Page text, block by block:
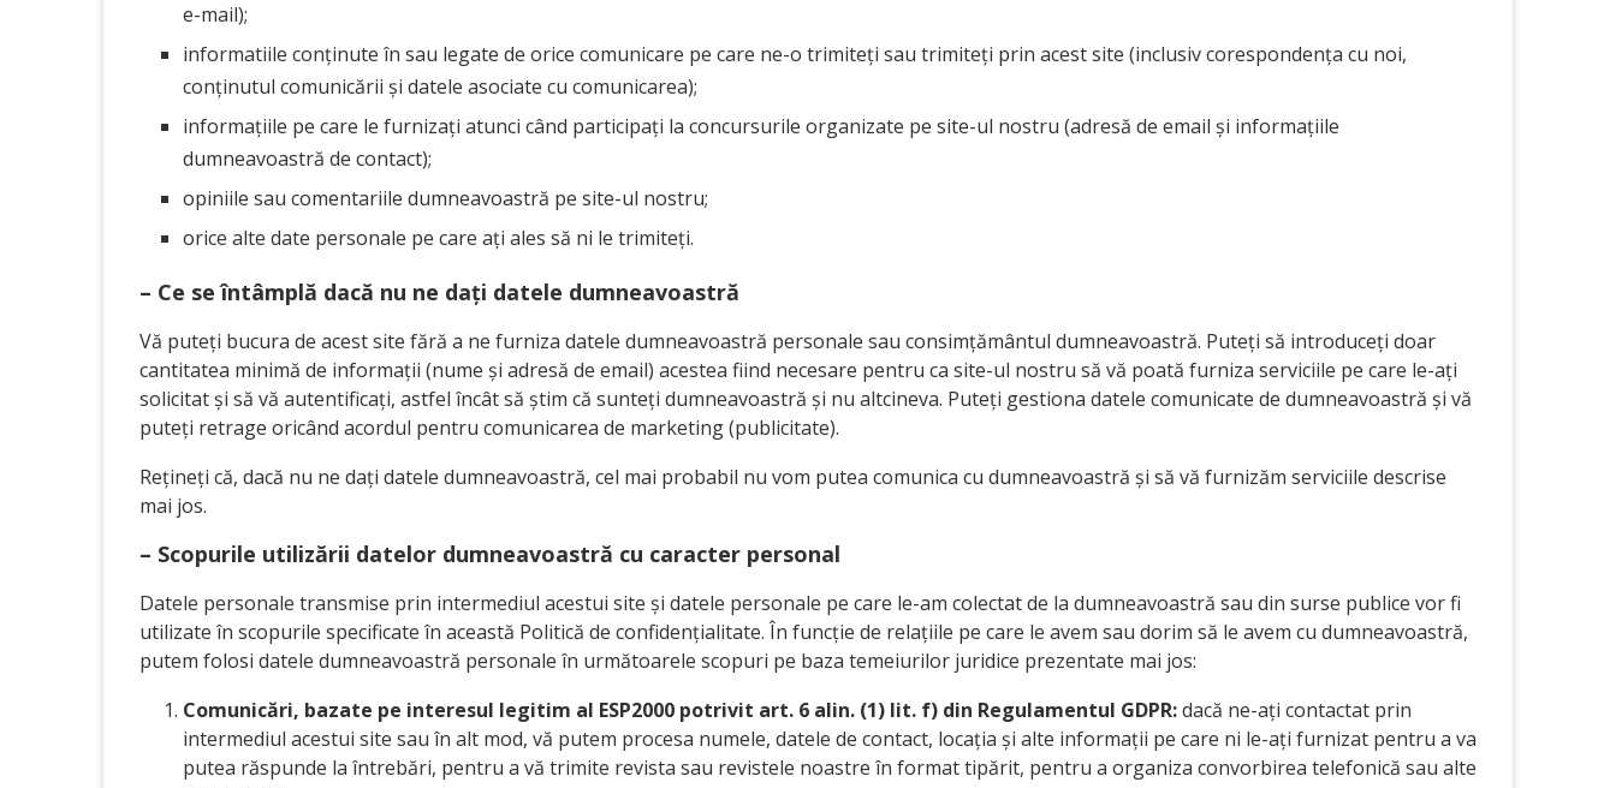
e-mail);
informatiile conținute în sau legate de orice comunicare pe care ne-o trimiteți sau trimiteți prin acest site (inclusiv corespondența cu noi,
conținutul comunicării și datele asociate cu comunicarea);
informațiile pe care le furnizați atunci când participați la concursurile organizate pe site-ul nostru (adresă de email și informațiile
dumneavoastră de contact);
opiniile sau comentariile dumneavoastră pe site-ul nostru;
orice alte date personale pe care ați ales să ni le trimiteți.
– Ce se întâmplă dacă nu ne dați datele dumneavoastră
Vă puteți bucura de acest site fără a ne furniza datele dumneavoastră personale sau consimțământul dumneavoastră. Puteți să introduceți doar
cantitatea minimă de informații (nume și adresă de email) acestea fiind necesare pentru ca site-ul nostru să vă poată furniza serviciile pe care le-ați
solicitat și să vă autentificați, astfel încât să știm că sunteți dumneavoastră și nu altcineva. Puteți gestiona datele comunicate de dumneavoastră și vă
puteți retrage oricând acordul pentru comunicarea de marketing (publicitate).
Rețineți că, dacă nu ne dați datele dumneavoastră, cel mai probabil nu vom putea comunica cu dumneavoastră și să vă furnizăm serviciile descrise
mai jos.
– Scopurile utilizării datelor dumneavoastră cu caracter personal
Datele personale transmise prin intermediul acestui site și datele personale pe care le-am colectat de la dumneavoastră sau din surse publice vor fi
utilizate în scopurile specificate în această Politică de confidențialitate. În funcție de relațiile pe care le avem sau dorim să le avem cu dumneavoastră,
putem folosi datele dumneavoastră personale în următoarele scopuri pe baza temeiurilor juridice prezentate mai jos:
Comunicări, bazate pe interesul legitim al ESP2000 potrivit art. 6 alin. (1) lit. f) din Regulamentul GDPR:dacă ne-ați contactat prin
intermediul acestui site sau în alt mod, vă putem procesa numele, datele de contact, locația și alte informații pe care ni le-ați furnizat pentru a va
putea răspunde la întrebări, pentru a vă trimite revista sau revistele noastre în format tipărit, pentru a organiza convorbirea telefonică sau alte